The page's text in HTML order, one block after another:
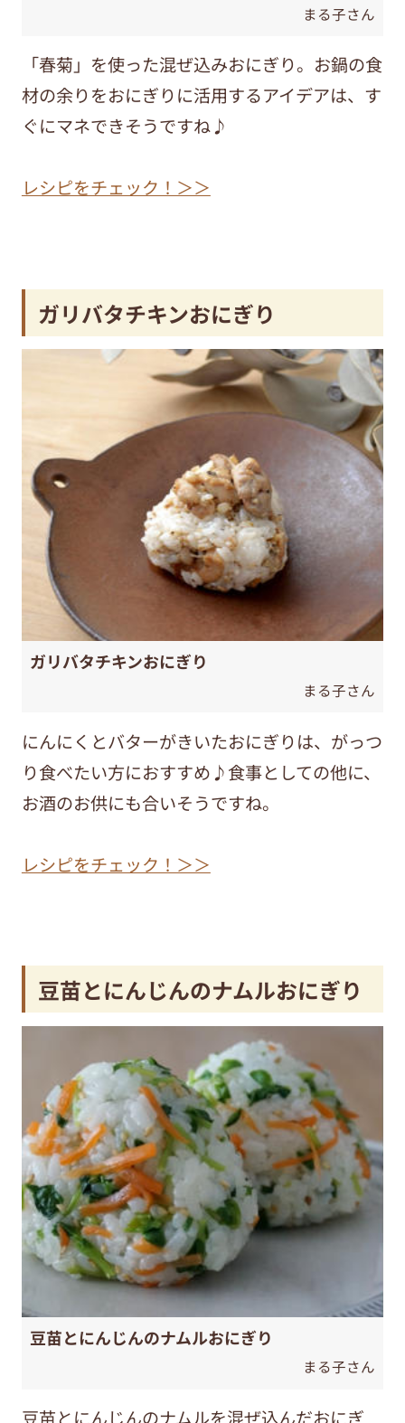
まる子さん
「春菊」を使った混ぜ込みおにぎり。お鍋の食
材の余りをおにぎりに活用するアイデアは、す
ぐにマネできそうですね♪
レシピをチェック！＞＞
ガリバタチキンおにぎり
ガリバタチキンおにぎり
まる子さん
にんにくとバターがきいたおにぎりは、がっつ
り食べたい方におすすめ♪食事としての他に、
お酒のお供にも合いそうですね。
レシピをチェック！＞＞
豆苗とにんじんのナムルおにぎり
豆苗とにんじんのナムルおにぎり
まる子さん
豆苗とにんじんのナムルを混ぜ込んだおにぎ